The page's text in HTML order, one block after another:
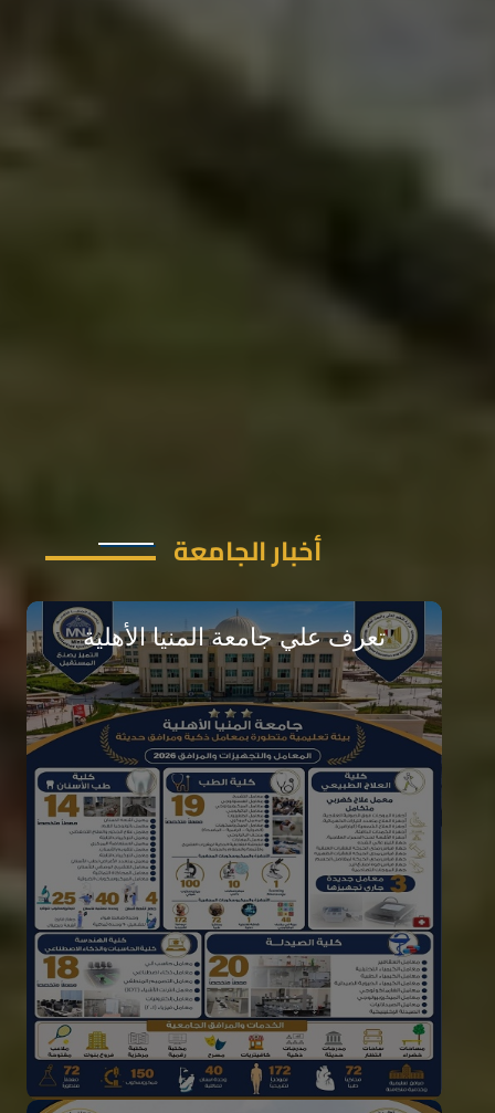
جامعة المنيا
الأهلية
"تعليم يواكب الحاضر.. ورؤية تبني الغد"
التحق الآن
السابق
أخبار الجامعة
تعرف علي جامعة المنيا الأهلية